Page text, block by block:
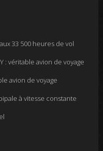
33 500 heures de vol
: véritable avion de voyage
avion de voyage
à vitesse constante